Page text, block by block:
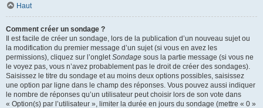
Haut
Comment créer un sondage ?
Il est facile de créer un sondage, lors de la publication d’un nouveau sujet ou
la modification du premier message d’un sujet (si vous en avez les
permissions), cliquez sur l’ongletSondage sous la partie message (si vous ne
le voyez pas, vous n’avez probablement pas le droit de créer des sondages).
Saisissez le titre du sondage et au moins deux options possibles, saisissez
une option par ligne dans le champ des réponses. Vous pouvez aussi indiquer
le nombre de réponses qu’un utilisateur peut choisir lors de son vote dans
« Option(s) par l’utilisateur », limiter la durée en jours du sondage (mettre « 0 »